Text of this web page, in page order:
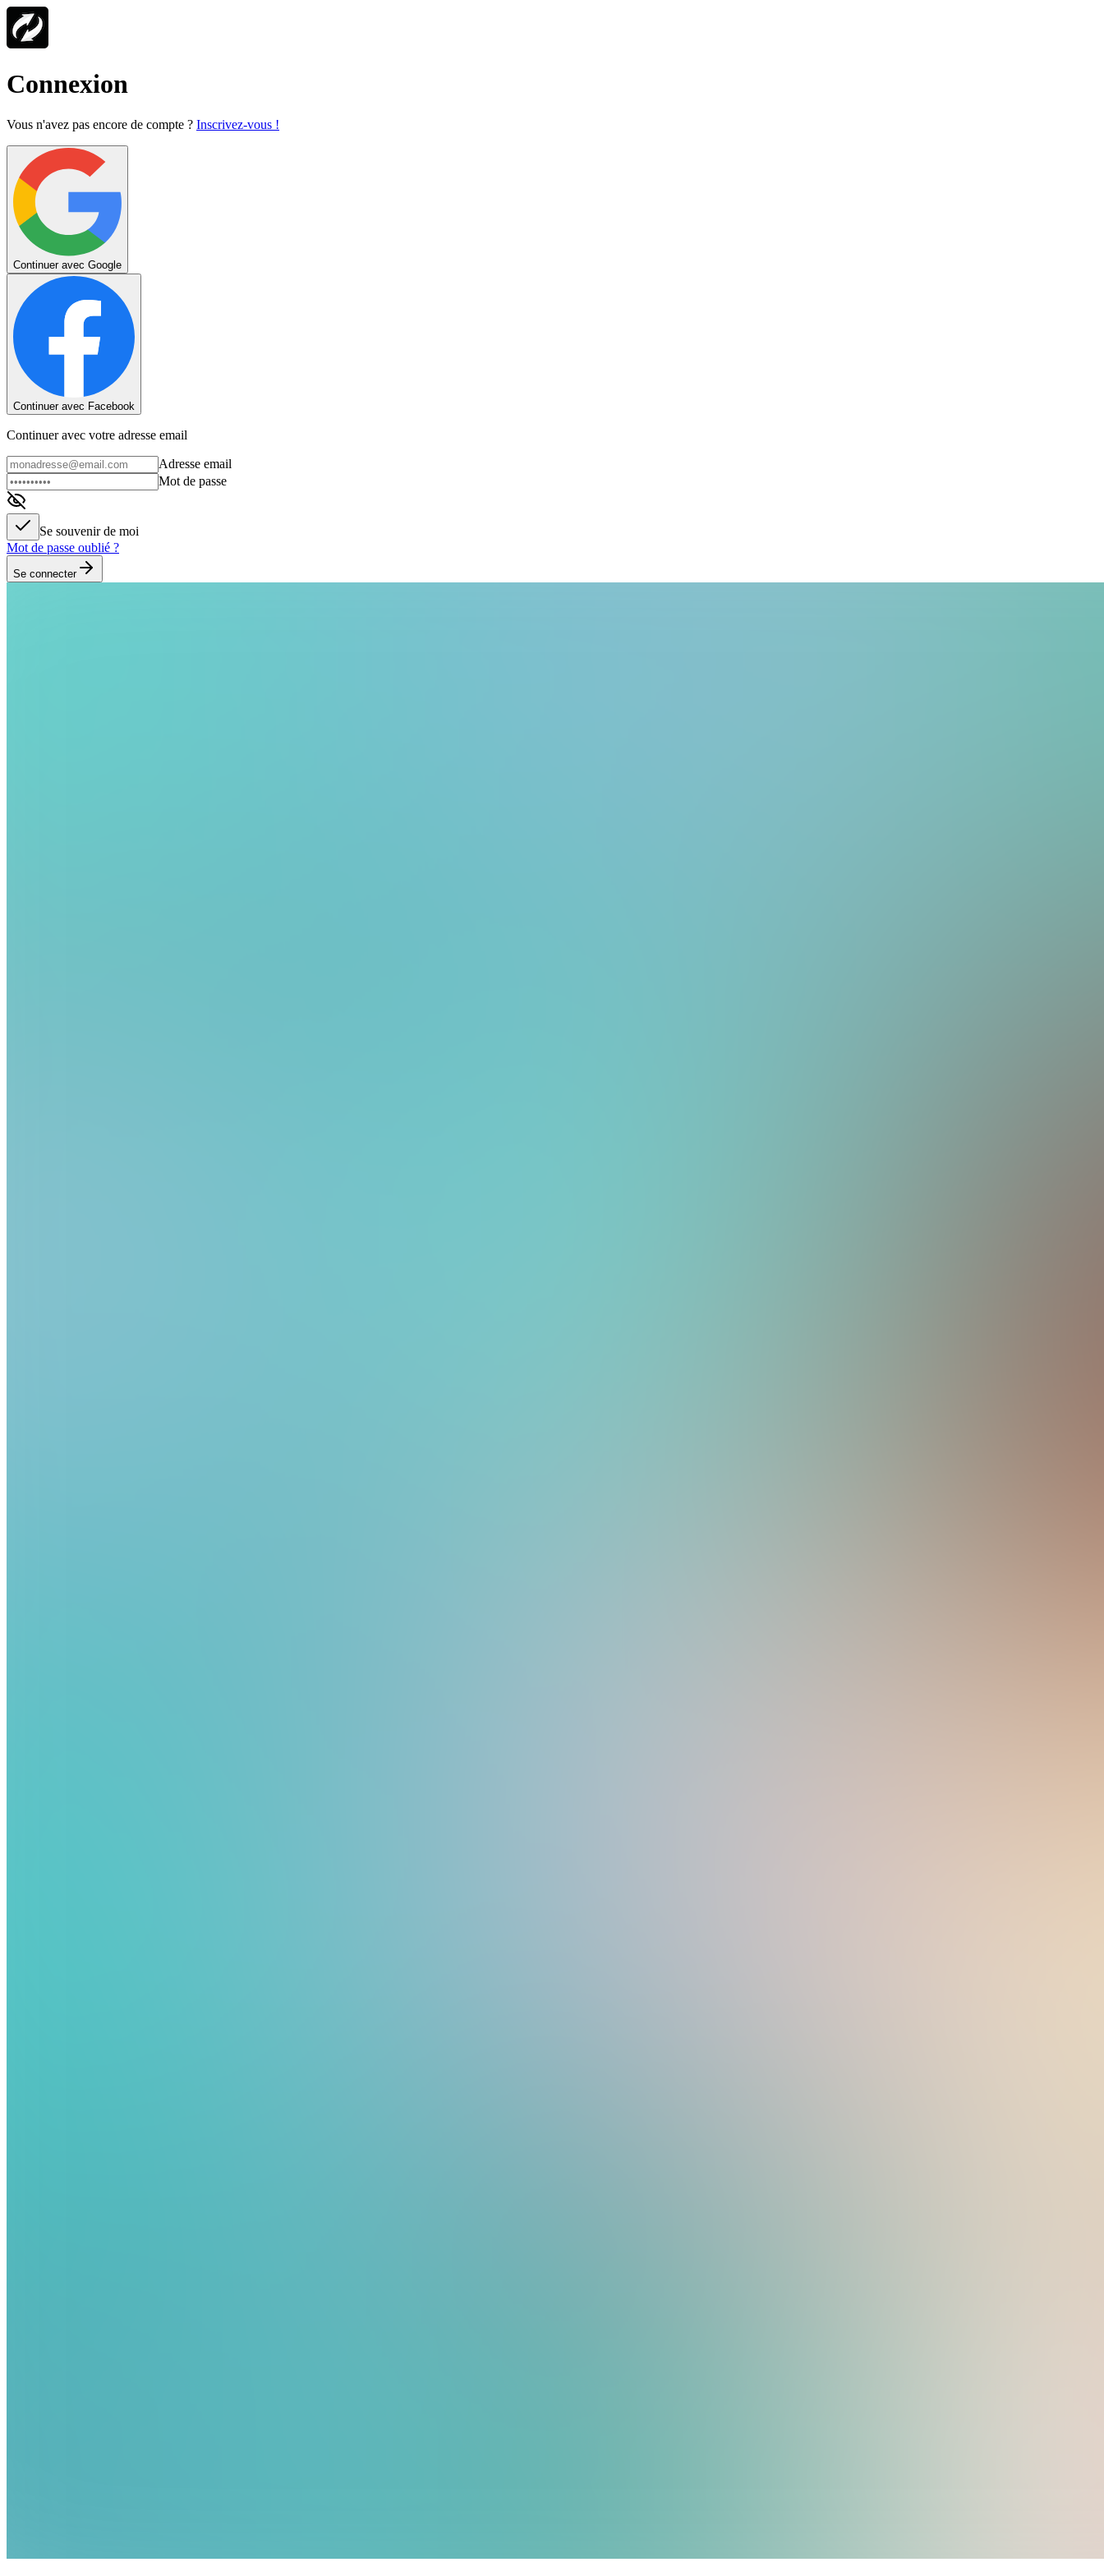
Connexion
Vous n'avez pas encore de compte ? Inscrivez-vous !
Continuer avec Google
Continuer avec Facebook
Continuer avec votre adresse email
Adresse email
Mot de passe
Se souvenir de moi
Mot de passe oublié ?
Se connecter